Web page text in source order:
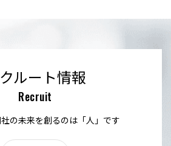
ルート情報
Recruit
の未来を創るのは「人」です